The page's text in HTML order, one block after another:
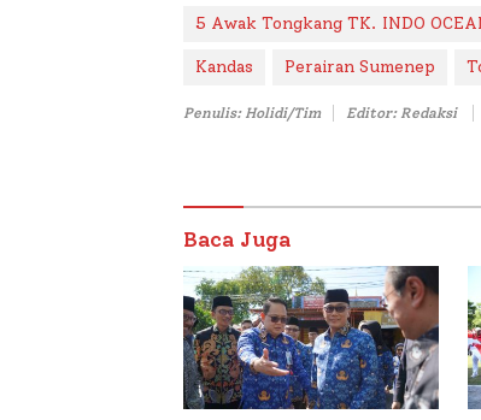
5 Awak Tongkang TK. INDO
Kandas Perairan Sumenep
Penulis: Holidi/Tim Editor: Redaksi
Baca Juga